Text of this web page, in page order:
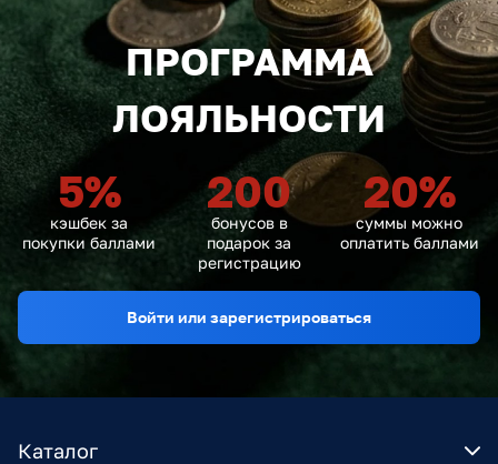
ПРОГРАММА
ЛОЯЛЬНОСТИ
5%
кэшбек за
покупки баллами
200
бонусов в
подарок за
регистрацию
20%
суммы можно
оплатить баллами
Войти или зарегистрироваться
Каталог